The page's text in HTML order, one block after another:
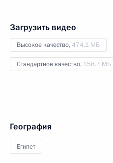
Загрузить видео
Высокое качество,474.1 МБ
Стандартное качество, 158.7 МБ
География
Египет